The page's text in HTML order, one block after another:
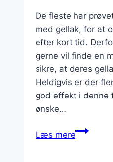
De fleste har
med gellak, for at
efter kort tid.
gerne vil finde en
sikre, at deres
Heldigvis er der
god effekt i denne
ønske…
Læs mereSådan